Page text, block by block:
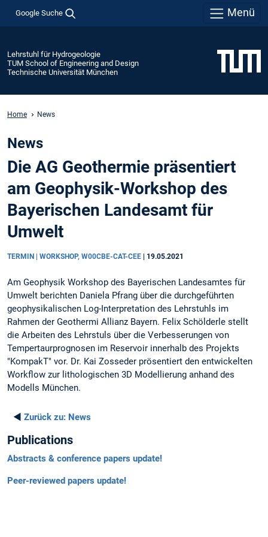
Google Suche Menü
Lehrstuhl für Hydrogeologie
TUM School of Engineering and Design
Technische Universität München
Home News
News
Die AG Geothermie präsentiert
am Geophysik-Workshop des
Bayerischen Landesamt für
Umwelt
TERMIN | WORKSHOP, W00CBE-CAT-CEE 19.05.2021
Am Geophysik Workshop des Bayerischen Landesamtes für
Umwelt berichten Daniela Pfrang über die durchgeführten
geophysikalischen Log-Interpretation des Lehrstuhls im
Rahmen der Geothermi Allianz Bayern. Felix Schölderle stellt
die Arbeiten des Lehrstuls über die Verbesserungen von
Tempertaurprognosen im Reservoir innerhalb des Projekts
"KompakT" vor. Dr. Kai Zosseder prösentiert den entwickelten
Workflow zur lithologischen 3D Modellierung anhand des
Modells München.
◄ Zurück zu: News
Publications
Abstracts & conference papers update!
Peer-reviewed papers update!